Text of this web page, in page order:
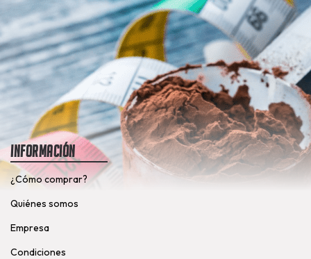
Información
¿Cómo comprar?
Quiénes somos
Empresa
Condiciones